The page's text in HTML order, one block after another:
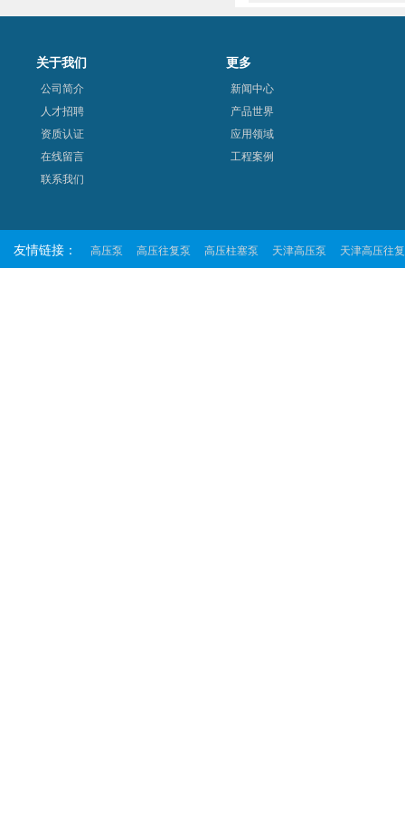
关于我们
公司简介
人才招聘
资质认证
在线留言
联系我们
更多
新闻中心
产品世界
应用领域
工程案例
友情链接： 高压泵 高压往复泵 高压柱塞泵 天津高压泵 天津高压往